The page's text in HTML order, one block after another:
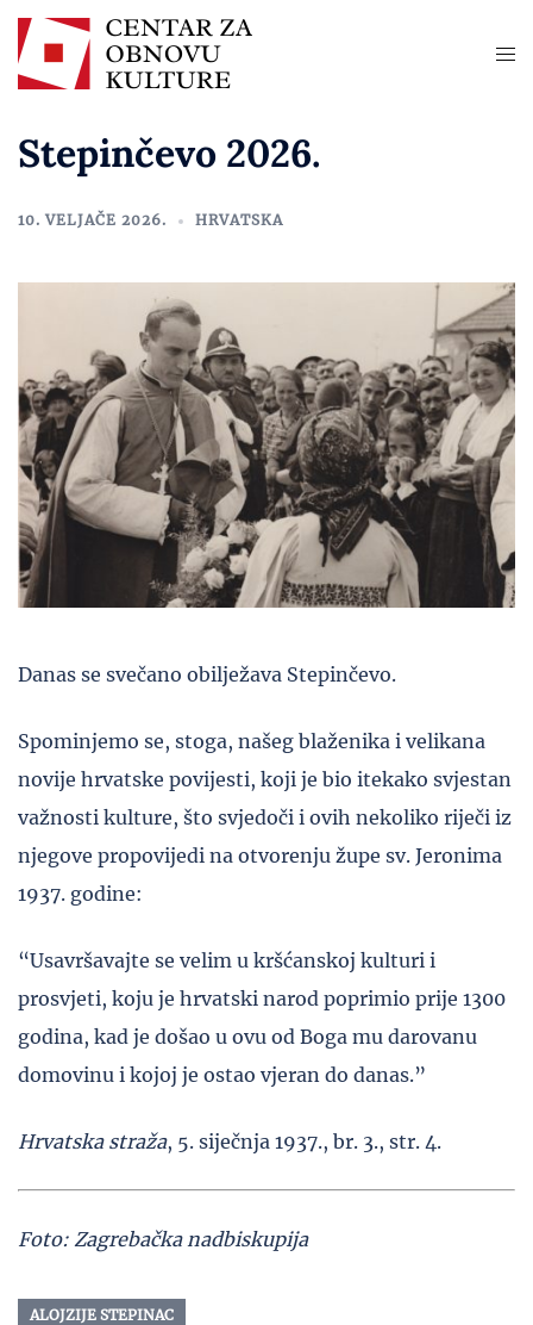
Stepinčevo 2026.
10. VELJAČE 2026. HRVATSKA
Danas se svečano obilježava Stepinčevo.
Spominjemo se, stoga, našeg blaženika i velikana
novije hrvatske povijesti, koji je bio itekako svjestan
važnosti kulture, što svjedoči i ovih nekoliko riječi iz
njegove propovijedi na otvorenju župe sv. Jeronima
1937. godine:
“Usavršavajte se velim u kršćanskoj kulturi i
prosvjeti, koju je hrvatski narod poprimio prije 1300
godina, kad je došao u ovu od Boga mu darovanu
domovinu i kojoj je ostao vjeran do danas.”
Hrvatska straža, 5. siječnja 1937., br. 3., str. 4.
Foto: Zagrebačka nadbiskupija
ALOJZIJE STEPINAC